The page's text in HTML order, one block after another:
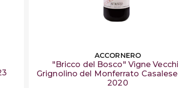
ACCORNERO
"Bricco del Bosco" Vigne
Grignolino del Monferrato
2020